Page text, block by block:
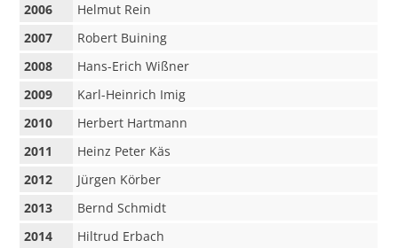
2006
Helmut Rein
2007
Robert Buining
2008
Hans-Erich Wißner
2009
Karl-Heinrich Imig
2010
Herbert Hartmann
2011
Heinz Peter Käs
2012
Jürgen Körber
2013
Bernd Schmidt
2014
Hiltrud Erbach